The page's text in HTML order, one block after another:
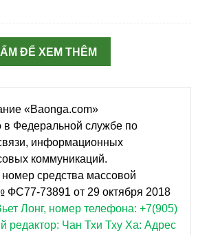
ĐỂ XEM THÊM
«Baonga.com»
в Федеральной службе по
информационных
коммуникаций.
средства массовой
73891 от 29 октября 2018
Лонг, номер телефона: +7(905)
редактор: Чан Тхи Тху Ха: Адрес